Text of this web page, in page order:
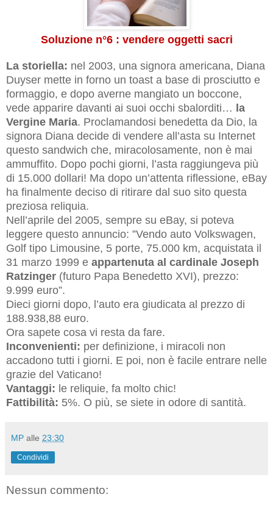
Soluzione n°6 : vendere oggetti sacri
La storiella: nel 2003, una signora americana, Diana
Duyser mette in forno un toast a base di prosciutto e
formaggio, e dopo averne mangiato un boccone,
vede apparire davanti ai suoi occhi sbalorditi… la
Vergine Maria. Proclamandosi benedetta da Dio, la
signora Diana decide di vendere all’asta su Internet
questo sandwich che, miracolosamente, non è mai
ammuffito. Dopo pochi giorni, l’asta raggiungeva più
di 15.000 dollari! Ma dopo un’attenta riflessione, eBay
ha finalmente deciso di ritirare dal suo sito questa
preziosa reliquia.
Nell’aprile del 2005, sempre su eBay, si poteva
leggere questo annuncio: ”Vendo auto Volkswagen,
Golf tipo Limousine, 5 porte, 75.000 km, acquistata il
31 marzo 1999 e appartenuta al cardinale Joseph
Ratzinger (futuro Papa Benedetto XVI), prezzo:
9.999 euro”.
Dieci giorni dopo, l’auto era giudicata al prezzo di
188.938,88 euro.
Ora sapete cosa vi resta da fare.
Inconvenienti: per definizione, i miracoli non
accadono tutti i giorni. E poi, non è facile entrare nelle
grazie del Vaticano!
Vantaggi: le reliquie, fa molto chic!
Fattibilità: 5%. O più, se siete in odore di santità.
MP alle 23:30
Condividi
Nessun commento: